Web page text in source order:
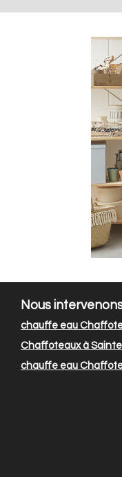
Nous
chauffe eau
Chaffoteaux à Sainte
chauffe eau